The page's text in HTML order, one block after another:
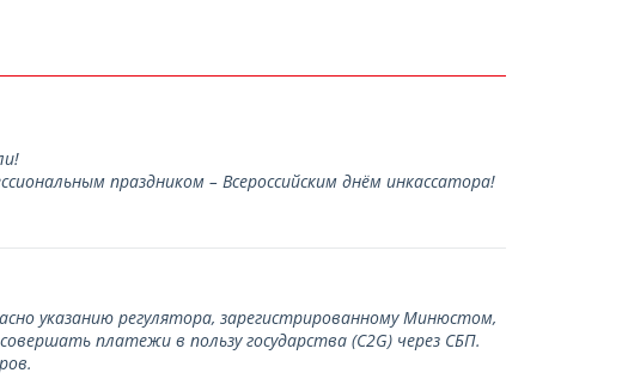
праздником – Всероссийским днём инкассатора!
указанию регулятора, зарегистрированному Минюстом,
платежи в пользу государства (С2G) через СБП.